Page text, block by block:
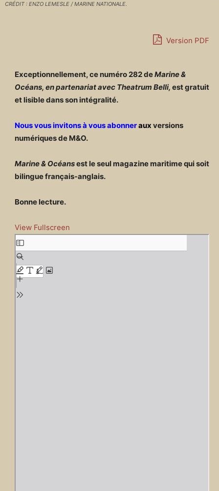
CRÉDIT : ENZO LEMESLE / MARINE NATIONALE.
Version PDF
Exceptionnellement, ce numéro 282 deMarine &
Océans, en partenariat avec Theatrum Belli, est gratuit
et lisible dans son intégralité.
Nous vous invitons à vous abonneraux versions
numériques de M&O.
Marine & Océansest le seul magazine maritime qui soit
bilingue français-anglais.
Bonne lecture.
View Fullscreen
A
l
e
r